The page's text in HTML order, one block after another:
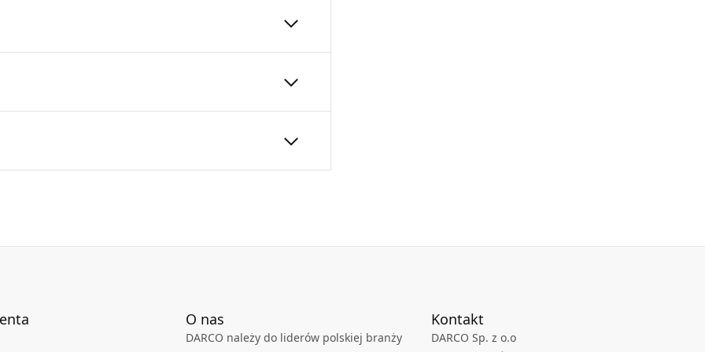
O nas
DARCO należy do liderów polskiej branży
Kontakt
DARCO Sp. z o.o